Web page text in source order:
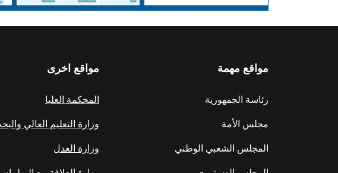
مواقع مهمة
رئاسة الجمهورية
مجلس الأمة
المجلس الشعبي الوطني
مواقع اخرى
المحكمة العليا
وزارة التعليم العالي
وزارة العدل